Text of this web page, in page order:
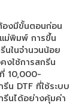
องมีขั้นตอนก่อน
ม่พิมพ์ การขึ้น
นในจำนวนน้อย
งใช้การสกรีน
10,000-
น DTF ที่ใช้ระบบ
รีนได้อย่างคุ้มค่า